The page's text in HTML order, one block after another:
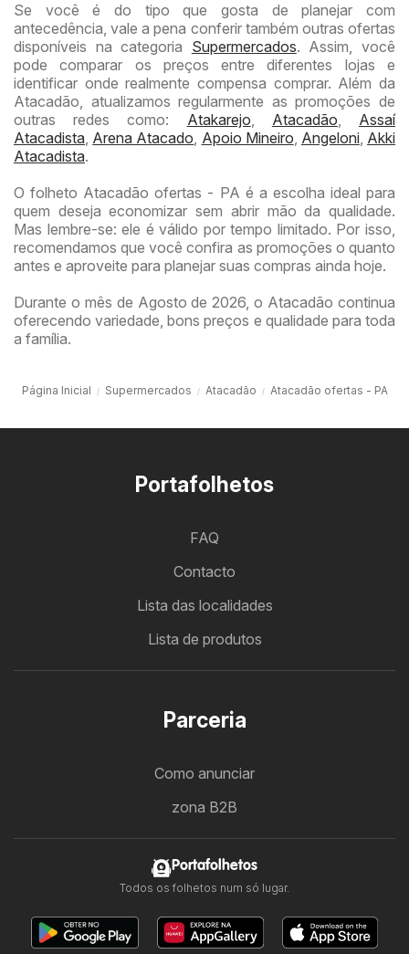
Se você é do tipo que gosta de planejar com
antecedência, vale a pena conferir também outras ofertas
disponíveis na categoria Supermercados. Assim, você
pode comparar os preços entre diferentes lojas e
identificar onde realmente compensa comprar. Além da
Atacadão, atualizamos regularmente as promoções de
outras redes como: Atakarejo, Atacadão, Assaí
Atacadista, Arena Atacado, Apoio Mineiro, Angeloni, Akki
Atacadista.
O folheto Atacadão ofertas - PA é a escolha ideal para
quem deseja economizar sem abrir mão da qualidade.
Mas lembre-se: ele é válido por tempo limitado. Por isso,
recomendamos que você confira as promoções o quanto
antes e aproveite para planejar suas compras ainda hoje.
Durante o mês de Agosto de 2026, o Atacadão continua
oferecendo variedade, bons preços e qualidade para toda
a família.
Página Inicial Supermercados Atacadão Atacadão ofertas - PA
Portafolhetos
FAQ
Contacto
Lista das localidades
Lista de produtos
Parceria
Como anunciar
zona B2B
Portafolhetos
Todos os folhetos num só lugar.